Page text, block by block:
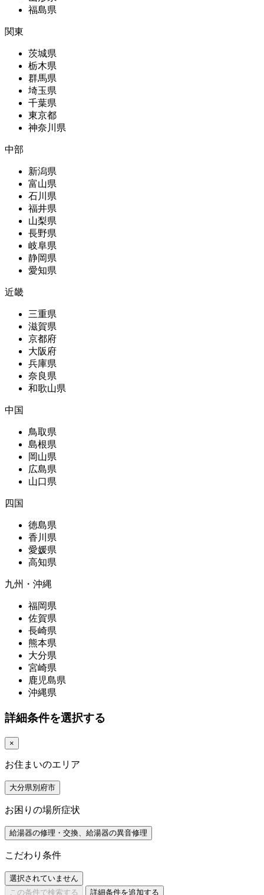
福島県
関東
茨城県
栃木県
群馬県
埼玉県
千葉県
東京都
神奈川県
中部
新潟県
富山県
石川県
福井県
山梨県
長野県
岐阜県
静岡県
愛知県
近畿
三重県
滋賀県
京都府
大阪府
兵庫県
奈良県
和歌山県
中国
鳥取県
島根県
岡山県
広島県
山口県
四国
徳島県
香川県
愛媛県
高知県
九州・沖縄
福岡県
佐賀県
長崎県
熊本県
大分県
宮崎県
鹿児島県
沖縄県
詳細条件を選択する
×
お住まいのエリア
大分県別府市
お困りの場所症状
給湯器の修理・交換、給湯器の異音修理
こだわり条件
選択されていません
この条件で検索する
詳細条件を追加する